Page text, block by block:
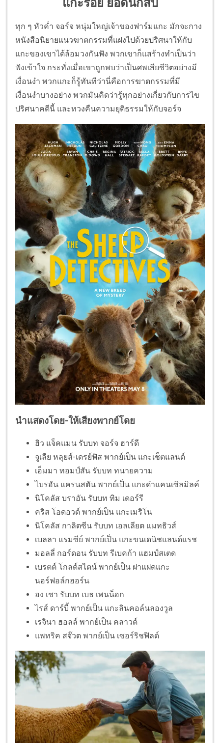
แกะรอย ยอดนักสืบ
ทุก ๆ หัวค่ำ จอร์จ หนุ่มใหญ่เจ้าของฟาร์มแกะ มักจะกาง
หนังสือนิยายแนวฆาตกรรมที่แฝงไปด้วยปริศนาให้กับ
แกะของเขาได้ล้อมวงกันฟัง พวกเขาก็แสร้างทำเป็นว่า
ฟังเข้าใจ กระทั่งเมื่อเขาถูกพบว่าเป็นศพเสียชีวิตอย่างมี
เงื่อนงำ พวกแกะก็รู้ทันทีว่านี่คือการฆาตกรรมที่มี
เงื่อนงำบางอย่าง พวกมันคิดว่ารู้ทุกอย่างเกี่ยวกับการไข
ปริศนาคดีนี้ และทวงคืนความยุติธรรมให้กับจอร์จ
นำแสดงโดย-ให้เสียงพากย์โดย
ฮิว แจ็คแมน รับบท จอร์จ ฮาร์ดี
จูเลีย หลุยส์-เดรย์ฟัส พากย์เป็น แกะเช็ตแลนด์
เอ็มมา ทอมป์สัน รับบท ทนายความ
ไบรอัน แครนสตัน พากย์เป็น แกะดำแคนเซิลมิลค์
นิโคลัส บราอัน รับบท ทิม เดอร์รี
คริส โอดอวด์ พากย์เป็น แกะเมริโน
นิโคลัส กาลิตซีน รับบท เอลเลียต แมทธิวส์
เบลลา แรมซีย์ พากย์เป็น แกะขนเดนิชแลนด์แรช
มอลลี่ กอร์ดอน รับบท รีเบคก้า แฮมป์สเตด
เบรตต์ โกลด์สไตน์ พากย์เป็น ฝาแฝดแกะ
นอร์ฟอล์กฮอร์น
ฮง เชา รับบท เบธ เพนน็อก
ไรส์ ดาร์บี้ พากย์เป็น แกะลินคอล์นลองวูล
เรจินา ฮอลล์ พากย์เป็น คลาวด์
แพทริค สจ๊วต พากย์เป็น เซอร์ริชฟิลด์